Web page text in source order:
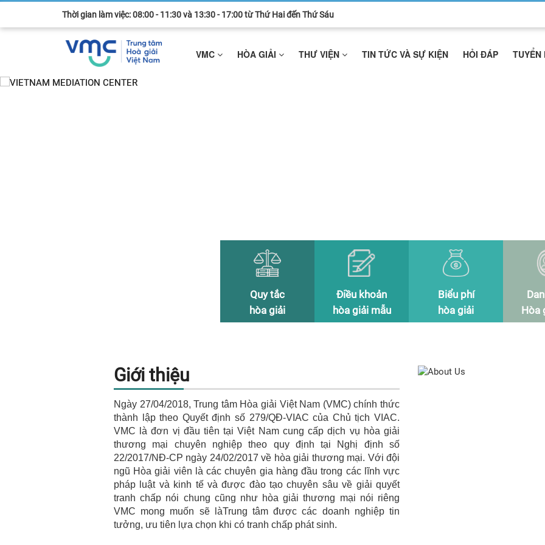
Thời gian làm việc: 08:00 - 11:30 và 13:30 - 17:00 từ Thứ Hai đến Thứ Sáu
VMC HÒA GIẢI THƯ VIỆN TIN TỨC VÀ SỰ KIỆN HỎI ĐÁP TUYỂN
Quy tắc
hòa giải
Điều khoản
hòa giải mẫu
Biểu phí
hòa giải
Hòa
Giới thiệu
Ngày 27/04/2018, Trung tâm Hòa giải Việt Nam (VMC) chính thức
thành lập theo Quyết định số 279/QĐ-VIAC của Chủ tịch VIAC.
VMC là đơn vị đầu tiên tại Việt Nam cung cấp dịch vụ hòa giải
thương mại chuyên nghiệp theo quy định tại Nghị định số
22/2017/NĐ-CP ngày 24/02/2017 về hòa giải thương mại. Với đội
ngũ Hòa giải viên là các chuyên gia hàng đầu trong các lĩnh vực
pháp luật và kinh tế và được đào tạo chuyên sâu về giải quyết
tranh chấp nói chung cũng như hòa giải thương mại nói riêng
VMC mong muốn sẽ làTrung tâm được các doanh nghiệp tin
tưởng, ưu tiên lựa chọn khi có tranh chấp phát sinh.